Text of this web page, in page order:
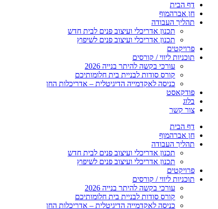
דף הבית
חן אברהמוף
תהליך העבודה
תכנון אדריכלי ועיצוב פנים לבית חדש
תכנון אדריכלי ועיצוב פנים לשיפוץ
פרויקטים
תוכניות ליווי / קורסים
עורכי בקשה להיתר בנייה 2026
קורס סודות לבניית בית חלומותיכם
כניסה לאקדמייה הדיגיטלית – אדריכלות החן
פודקאסט
בלוג
צור קשר
דף הבית
חן אברהמוף
תהליך העבודה
תכנון אדריכלי ועיצוב פנים לבית חדש
תכנון אדריכלי ועיצוב פנים לשיפוץ
פרויקטים
תוכניות ליווי / קורסים
עורכי בקשה להיתר בנייה 2026
קורס סודות לבניית בית חלומותיכם
כניסה לאקדמייה הדיגיטלית – אדריכלות החן